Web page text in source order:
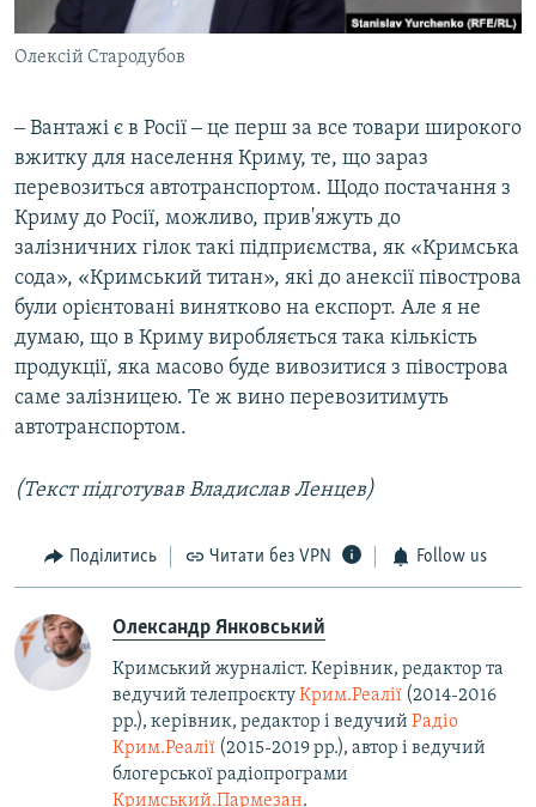
Олексій Стародубов
‒ Вантажі є в Росії ‒ це перш за все товари широкого
вжитку для населення Криму, те, що зараз
перевозиться автотранспортом. Щодо постачання з
Криму до Росії, можливо, прив'яжуть до
залізничних гілок такі підприємства, як «Кримська
сода», «Кримський титан», які до анексії півострова
були орієнтовані винятково на експорт. Але я не
думаю, що в Криму виробляється така кількість
продукції, яка масово буде вивозитися з півострова
саме залізницею. Те ж вино перевозитимуть
автотранспортом.
(Текст підготував Владислав Ленцев)
Поділитись Читати без VPN Follow us
Олександр Янковський
Кримський журналіст. Керівник, редактор та
ведучий телепроєктуКрим.Реалії (2014-2016
рр.), керівник, редактор і ведучий Радіо
Крим.Реалії (2015-2019 рр.), автор і ведучий
блогерської радіопрограми
Кримський.Пармезан.​